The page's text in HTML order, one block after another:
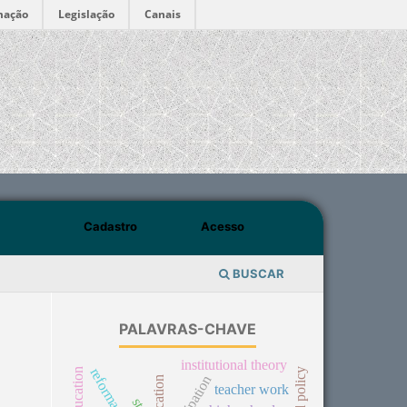
Legislação Canais
BUSCAR
Cadastro Acesso
PALAVRAS-CHAVE
institutional theory
teacher work